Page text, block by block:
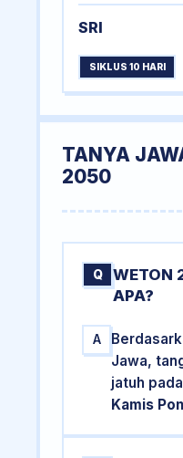
SRI
SIKLUS 10 HARI
TANYA
2050
Q
WETON
APA?
A
Jawa,
jatuh
Kamis Pon